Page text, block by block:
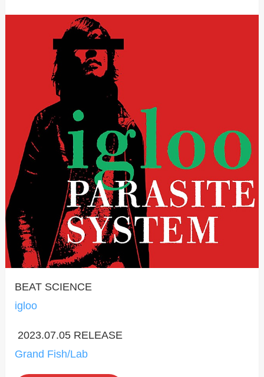
BEAT SCIENCE
igloo
2023.07.05 RELEASE
Grand Fish/Lab